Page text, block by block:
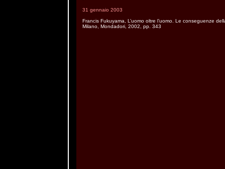
31 gennaio 2003
Francis Fukuyama, L’uomo oltre l’uomo. Le conseguenze
Milano, Mondadori, 2002, pp. 343